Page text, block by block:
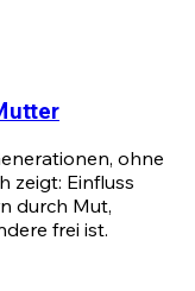
ohne
zeigt: Einfluss
durch Mut,
frei ist.